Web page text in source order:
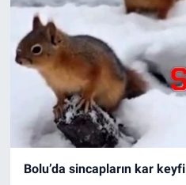
Bolu’da sincapların kar keyfi